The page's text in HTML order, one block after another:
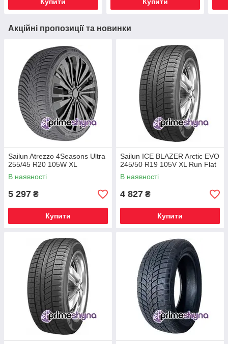
Купити Купити
Акційні пропозиції та новинки
Sailun Atrezzo 4Seasons Ultra
255/45 R20 105W XL
В наявності
5 297 ₴
Купити
Sailun ICE BLAZER Arctic EVO
245/50 R19 105V XL Run Flat
В наявності
4 827 ₴
Купити